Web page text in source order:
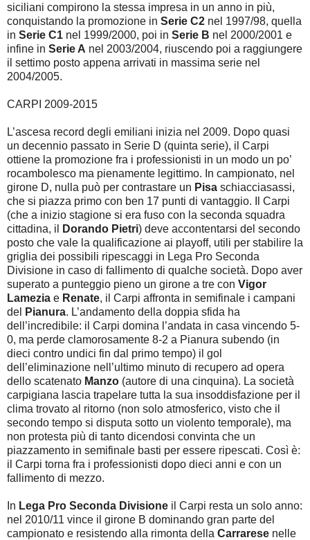
siciliani compirono la stessa impresa in un anno in più,
conquistando la promozione in Serie C2 nel 1997/98, quella
in Serie C1 nel 1999/2000, poi in Serie B nel 2000/2001 e
infine in Serie A nel 2003/2004, riuscendo poi a raggiungere
il settimo posto appena arrivati in massima serie nel
2004/2005.
CARPI 2009-2015
L’ascesa record degli emiliani inizia nel 2009. Dopo quasi
un decennio passato in Serie D (quinta serie), il Carpi
ottiene la promozione fra i professionisti in un modo un po’
rocambolesco ma pienamente legittimo. In campionato, nel
girone D, nulla può per contrastare un Pisa schiacciasassi,
che si piazza primo con ben 17 punti di vantaggio. Il Carpi
(che a inizio stagione si era fuso con la seconda squadra
cittadina, il
Dorando Pietri) deve accontentarsi del secondo
posto che vale la qualificazione ai playoff, utili per stabilire la
griglia dei possibili ripescaggi in Lega Pro Seconda
Divisione in caso di fallimento di qualche società. Dopo aver
superato a punteggio pieno un girone a tre con Vigor
Lamezia e Renate, il Carpi affronta in semifinale i campani
del
Pianura. L’andamento della doppia sfida ha
dell’incredibile: il Carpi domina l’andata in casa vincendo 5-
0, ma perde clamorosamente 8-2 a Pianura subendo (in
dieci contro undici fin dal primo tempo) il gol
dell’eliminazione nell’ultimo minuto di recupero ad opera
dello scatenato Manzo (autore di una cinquina). La società
carpigiana lascia trapelare tutta la sua insoddisfazione per il
clima trovato al ritorno (non solo atmosferico, visto che il
secondo tempo si disputa sotto un violento temporale), ma
non protesta più di tanto dicendosi convinta che un
piazzamento in semifinale basti per essere ripescati. Così è:
il Carpi torna fra i professionisti dopo dieci anni e con un
fallimento di mezzo.
In Lega Pro Seconda Divisione il Carpi resta un solo anno:
nel 2010/11 vince il girone B dominando gran parte del
campionato e resistendo alla rimonta della Carrarese nelle